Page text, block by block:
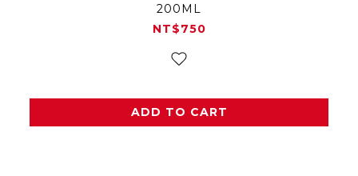
200ML
NT$750
ADD TO CART